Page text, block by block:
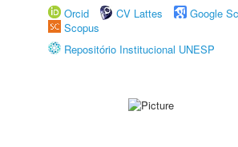
Orcid
CV Lattes
Google
Scopus
Repositório Institucional UNESP